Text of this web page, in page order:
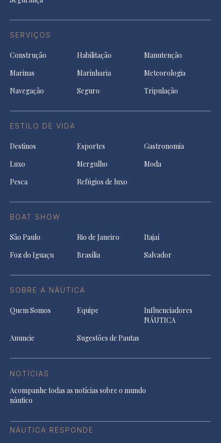
SERVIÇOS
Construção Habilitação
Manutenção
Marinas
Marinharia
Meteorologia
Navegação
Seguro Tripulação
ESTILO DE VIDA
Destinos Esportes
Gastronomia
Luxo
Mergulho
Moda
Pesca
Refúgios de luxo
BOAT SHOW
São Paulo Rio de Janeiro
Itajaí
Foz do Iguaçu
Brasília Salvador
SOBRE A NÁUTICA
Quem Somos Equipe
Influenciadores
NÁUTICA
Anuncie
Sugestões de Pautas
NOTÍCIAS
Acompanhe todas as notícias sobre o mundo
náutico
NÁUTICA RESPONDE